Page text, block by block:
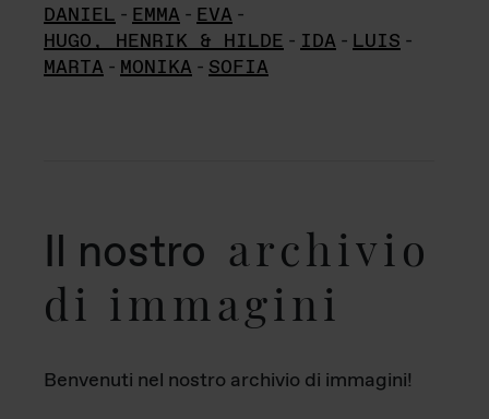
DANIEL - EMMA - EVA -
HUGO, HENRIK & HILDE - IDA - LUIS -
MARTA - MONIKA - SOFIA
Il nostro archivio
di immagini
Benvenuti nel nostro archivio di immagini!